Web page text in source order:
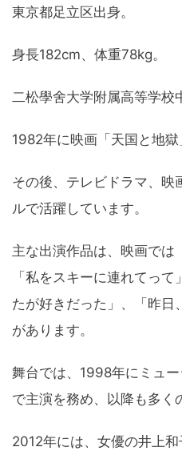
東京都足立区出身。
身長182cm、体重78kg。
二松學舍大学附属高等学校
1982年に映画「天国と地獄
その後、テレビドラマ、映
ルで活躍しています。
主な出演作品は、映画では
「私をスキーに連れてっ
たが好きだった」、「昨日
があります。
舞台では、1998年にミュー
で主演を務め、以降も多く
2012年には、女優の井上和